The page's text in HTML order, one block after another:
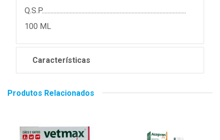
Q.S.P..................................................................................................
100 ML
Características
Produtos Relacionados